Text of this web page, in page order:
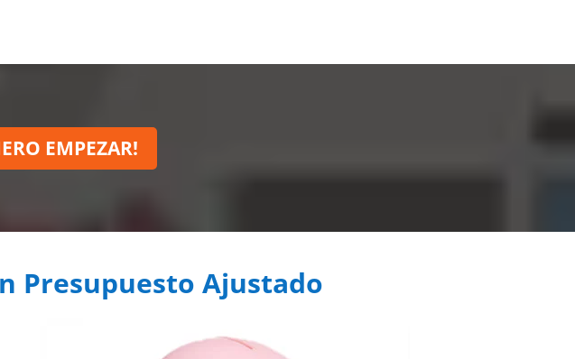
EMPEZAR!
Presupuesto Ajustado